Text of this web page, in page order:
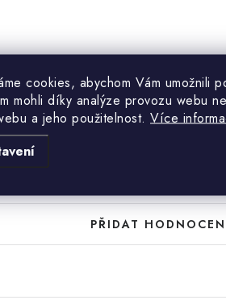
cookies, abychom Vám umožnili
mohli díky analýze provozu webu
a jeho použitelnost. Více
PŘIDAT